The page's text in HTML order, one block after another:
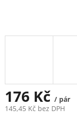
176 Kč / pár
145,45 Kč bez DPH